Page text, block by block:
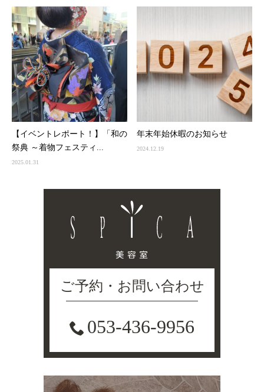
【イベントレポート！】「和の
祭典 ～着物フェスティ...
2025.01.31
年末年始休暇のお知らせ
2024.12.19
ご予約・お問い合わせ
053-436-9956